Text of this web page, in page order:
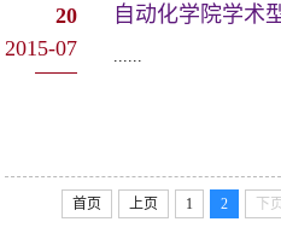
20
2015-07
自动化学院学术
首页 上页 1 2 下